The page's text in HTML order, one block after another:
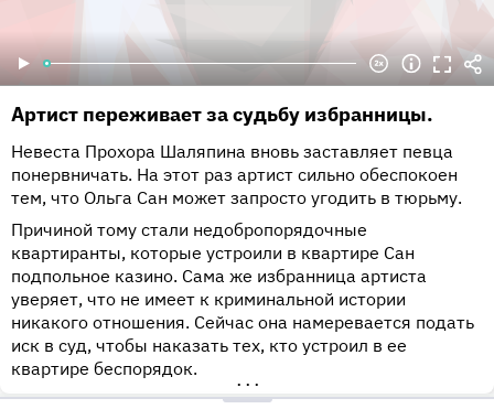
Артист переживает за судьбу избранницы.
Невеста Прохора Шаляпина вновь заставляет певца
понервничать. На этот раз артист сильно обеспокоен
тем, что Ольга Сан может запросто угодить в тюрьму.
Причиной тому стали недобропорядочные
квартиранты, которые устроили в квартире Сан
подпольное казино. Сама же избранница артиста
уверяет, что не имеет к криминальной истории
никакого отношения. Сейчас она намеревается подать
иск в суд, чтобы наказать тех, кто устроил в ее
квартире беспорядок.
•••